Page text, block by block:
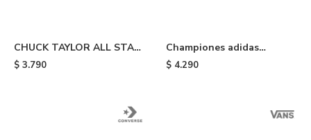
CHUCK TAYLOR ALL STAR
DOUBLE STACK - Black
$ 3.790
Championes adidas
Campus 00s de niño - Beige
$ 4.290